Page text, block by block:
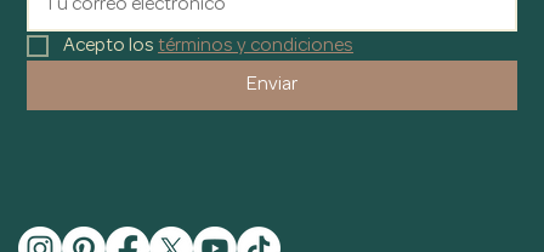
Acepto los términos y condiciones
Enviar